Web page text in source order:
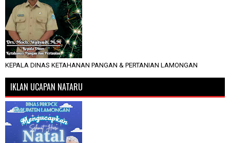
KEPALA DINAS KETAHANAN PANGAN & PERTANIAN LAMONGAN
IKLAN UCAPAN NATARU